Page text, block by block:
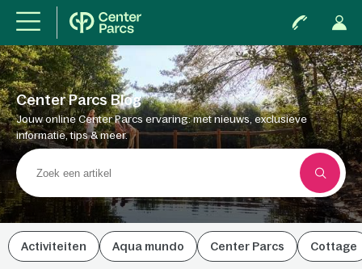
Center Parcs Blog
Jouw online Center Parcs ervaring: met nieuws, exclusieve
informatie, tips & meer.
Activiteiten Aqua mundo Center Parcs Cottage